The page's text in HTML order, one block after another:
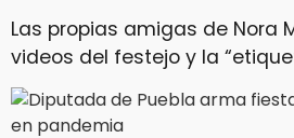
Las propias amigas de Nora
videos del festejo y la